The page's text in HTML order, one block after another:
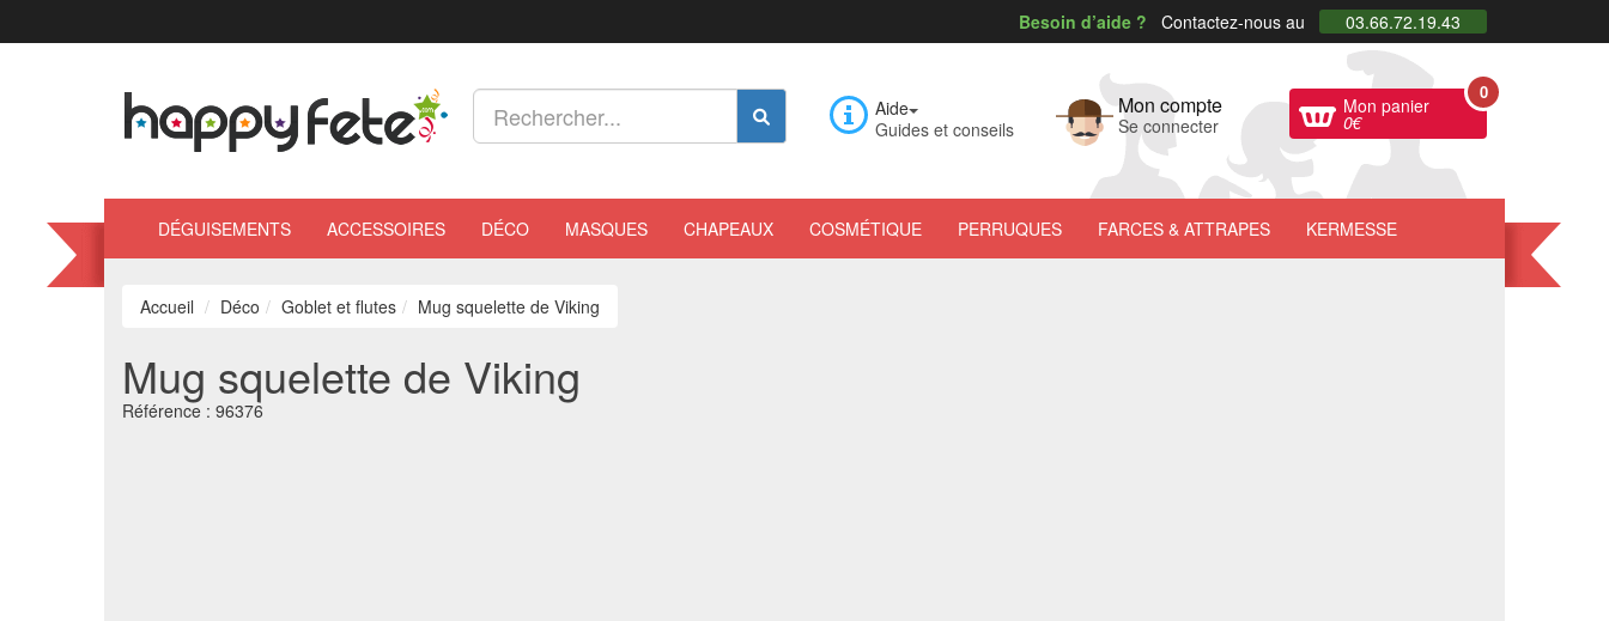
Besoin d’aide ? Contactez-nous au 03.66.72.19.43
Aide
Guides et conseils
Mon compte
Se connecter
Mon panier
0€
0
DÉGUISEMENTS ACCESSOIRES DÉCO MASQUES CHAPEAUX COSMÉTIQUE PERRUQUES FARCES & ATTRAPES KERMESSE
Accueil Déco Goblet et flutes Mug squelette de Viking
Mug squelette de Viking
Référence : 96376